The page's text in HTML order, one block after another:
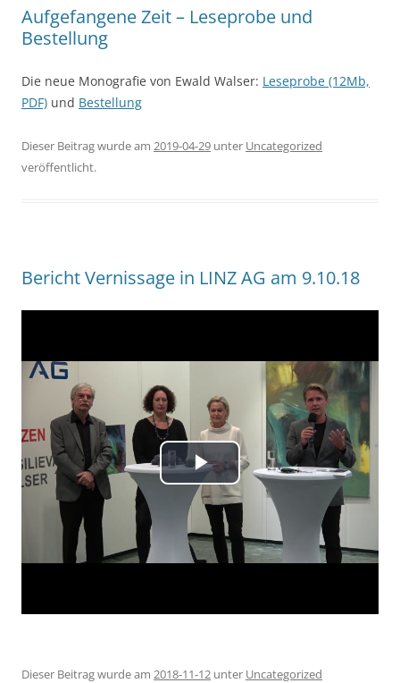
Aufgefangene Zeit – Leseprobe und
Bestellung
Die neue Monografie von Ewald Walser: Leseprobe (12Mb,
PDF) und Bestellung
Dieser Beitrag wurde am 2019-04-29 unter Uncategorized
veröffentlicht.
Bericht Vernissage in LINZ AG am 9.10.18
Dieser Beitrag wurde am 2018-11-12 unter Uncategorized